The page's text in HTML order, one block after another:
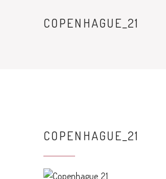
COPENHAGUE_21
COPENHAGUE_21